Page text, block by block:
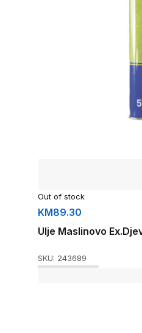
Out of stock
KM89.30
Ulje Maslinovo
SKU: 243689